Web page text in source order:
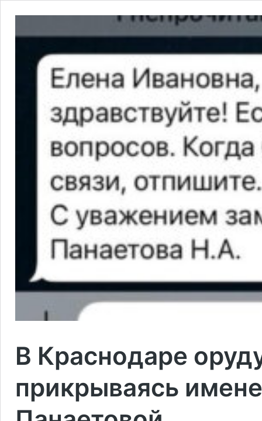
В Краснодаре
прикрываясь